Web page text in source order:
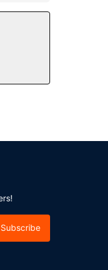
Subscribe